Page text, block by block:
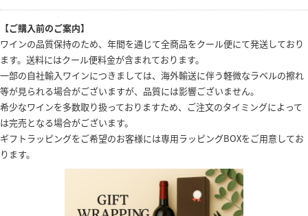
【ご購入前のご案内】
ワインの品質保持のため、年間を通じて全商品をクール便にて発送しており
ます。送料にはクール便料金が含まれております。
一部の自社輸入ワインにつきましては、海外輸送に伴う軽微なラベルの擦れ
等が見られる場合がございますが、品質には影響ございません。
希少なワインを多数取り扱っておりますため、ご注文のタイミングによって
は完売となる場合がございます。
ギフトラッピングをご希望のお客様には専用ラッピングBOXをご用意してお
ります。